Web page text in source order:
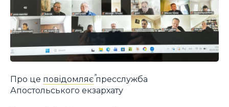
Про це повідомляєпресслужба
Апостольського екзархату